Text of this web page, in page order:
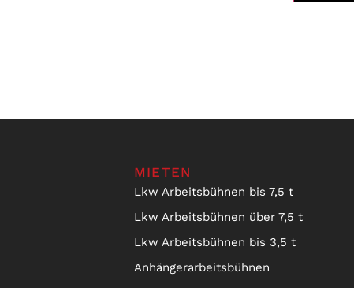
MIETEN
Lkw Arbeitsbühnen bis 7,5 t
Lkw Arbeitsbühnen über 7,5 t
Lkw Arbeitsbühnen bis 3,5 t
Anhängerarbeitsbühnen